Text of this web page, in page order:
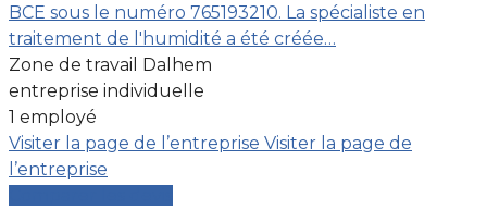
BCE sous le numéro 765193210. La spécialiste en
traitement de l'humidité a été créée…
Zone de travail Dalhem
entreprise individuelle
1 employé
Visiter la page de l’entreprise Visiter la page de
l’entreprise